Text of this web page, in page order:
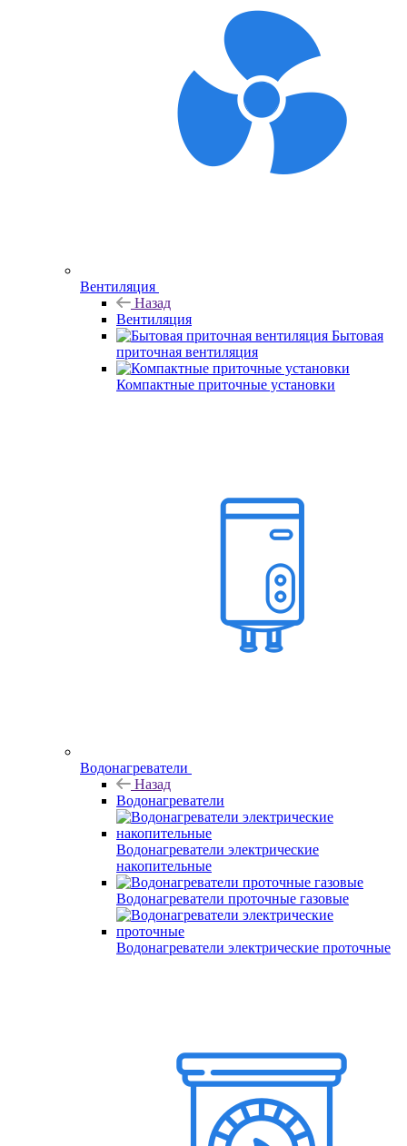
Вентиляция
Назад
Вентиляция
Бытовая
приточная вентиляция
Компактные приточные установки
Водонагреватели
Назад
Водонагреватели
Водонагреватели электрические
накопительные
Водонагреватели проточные газовые
Водонагреватели электрические проточные